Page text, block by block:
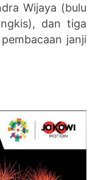
Wijaya (bulu
dan tiga
janji